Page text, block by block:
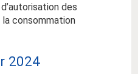
des
consommation
2024